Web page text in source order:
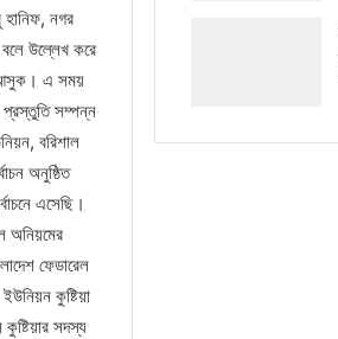
হানিফ, নগর
বলে উল্লেখ করে
আসুক। এ সময়
প্রস্তুতি সম্পন্ন
বরিশাল
অনুষ্ঠিত
এসেছি।
অনিয়মের
ফেডারেল
কুষ্টিয়া
সদস্য